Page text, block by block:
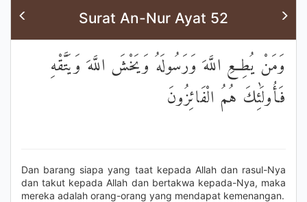
Surat An-Nur Ayat 52
وَمَنْ يُطِعِ اللَّهَ وَرَسُولَهُ وَيَخْشَ اللَّهَ وَيَتَّقْهِ
فَأُولَٰئِكَ هُمُ الْفَائِزُونَ
Dan barang siapa yang taat kepada Allah dan rasul-Nya
dan takut kepada Allah dan bertakwa kepada-Nya, maka
mereka adalah orang-orang yang mendapat kemenangan.